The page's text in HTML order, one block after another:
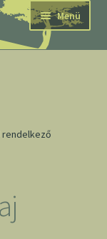
Menü
rendelkező